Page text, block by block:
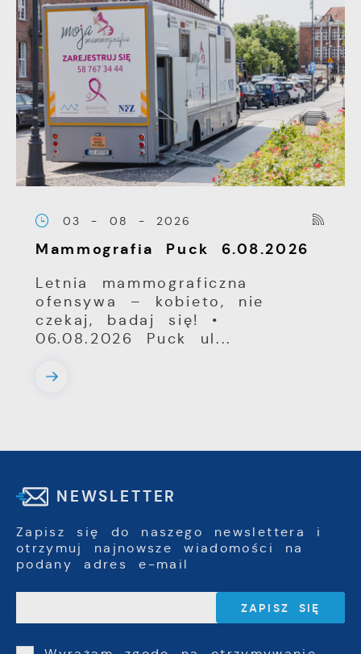
03 - 08 - 2026
Mammografia Puck 6.08.2026
Letnia mammograficzna
ofensywa – kobieto, nie
czekaj, badaj się! •
06.08.2026 Puck ul...
NEWSLETTER
Zapisz się do naszego newslettera i
otrzymuj najnowsze wiadomości na
podany adres e-mail